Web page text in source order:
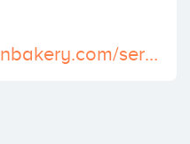
http://www.klostermanbakery.com/service/